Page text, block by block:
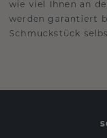
wie viel Ihnen an
werden garantiert
Schmuckstück